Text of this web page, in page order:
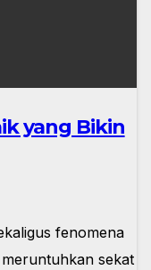
yang Bikin
fenomena
sekat